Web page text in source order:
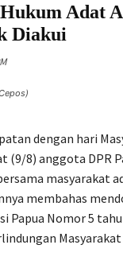
Adat
Diakui
dengan hari
(9/8) anggota DPR
masyarakat
membahas
Papua Nomor 5